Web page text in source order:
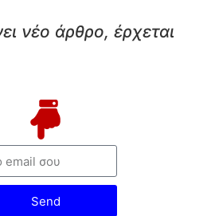
νέο άρθρο, έρχεται
Send